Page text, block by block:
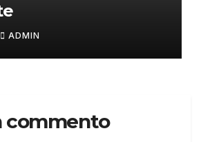
ADMIN
commento